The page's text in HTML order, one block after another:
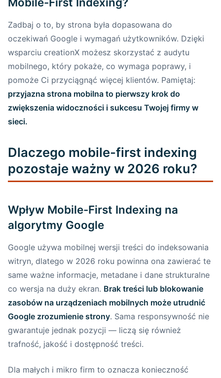
Zadbaj o to, by strona była dopasowana do
oczekiwań Google i wymagań użytkowników. Dzięki
wsparciu creationX możesz skorzystać z audytu
mobilnego, który pokaże, co wymaga poprawy, i
pomoże Ci przyciągnąć więcej klientów. Pamiętaj:
przyjazna strona mobilna to pierwszy krok do
zwiększenia widoczności i sukcesu Twojej firmy w
sieci.
Dlaczego mobile-first indexing
pozostaje ważny w 2026 roku?
Wpływ Mobile-First Indexing na
algorytmy Google
Google używa mobilnej wersji treści do indeksowania
witryn, dlatego w 2026 roku powinna ona zawierać te
same ważne informacje, metadane i dane strukturalne
co wersja na duży ekran. Brak treści lub blokowanie
zasobów na urządzeniach mobilnych może utrudnić
Google zrozumienie strony. Sama responsywność nie
gwarantuje jednak pozycji — liczą się również
trafność, jakość i dostępność treści.
Dla małych i mikro firm to oznacza konieczność
Podsumowanie: Dlaczego szybkość ma
znaczenie i jak creationX może pomóc
Unikanie zbyt dużej liczby przekierowań na
stronie mobilnej
Jak przekierowania wpływają na
Sposoby minimalizacji przekierowań i
zapewnienia spójnej struktury linków
Dlaczego minimalizacja przekierowań
Tworzenie treści przyjaznych dla urządzeń
mobilnych
Dlaczego warto zadbać o przyjazne
treści mobilne?
Praktyczne porady na temat
dostosowywania treści na urządzenia
mobilne
Podsumowanie – jak creationX może
mobilnie?